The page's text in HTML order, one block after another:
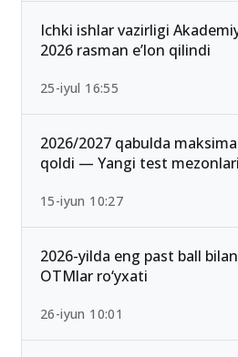
Ichki ishlar vazirligi
2026 rasman e’lon qilindi
25-iyul 16:55
2026/2027 qabulda
qoldi — Yangi test
15-iyun 10:27
2026-yilda eng past ball
OTMlar ro‘yxati
26-iyun 10:01